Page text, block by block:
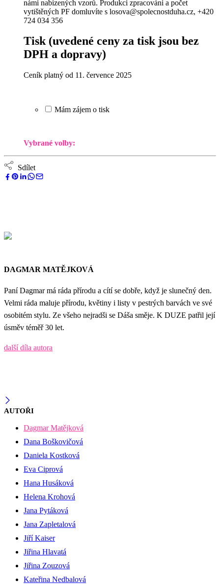
námi nabízených vzorů. Produkci zpracování a počet
vytištěných PF domluvíte s losova@spolecnostduha.cz, +420
724 034 356
Tisk(uvedené ceny za tisk jsou bez
DPH a dopravy)
Ceník platný od 11. července 2025
Mám zájem o tisk
Vybrané volby:
Sdílet
DAGMAR MATĚJKOVÁ
Paní Dagmar má ráda přírodu a cítí se dobře, když je slunečný den.
Velmi ráda maluje přírodu, květiny i listy v pestrých barvách ve své
osobitém stylu. Ze všeho nejradši se Dáša směje. K DUZE patřil její
úsměv téměř 30 let.
další díla autora
AUTOŘI
Dagmar Matějková
Dana Boškovičová
Daniela Kostková
Eva Ciprová
Hana Husáková
Helena Krohová
Jana Pytáková
Jana Zapletalová
Jiří Kaiser
Jiřina Hlavatá
Jiřina Zouzová
Kateřina Nedbalová